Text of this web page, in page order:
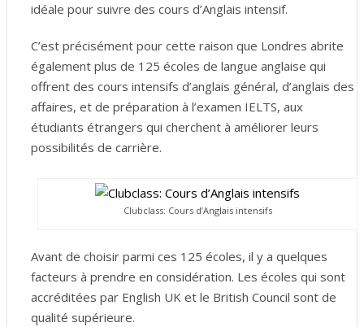
idéale pour suivre des cours d’Anglais intensif.
C’est précisément pour cette raison que Londres abrite
également plus de 125 écoles de langue anglaise qui
offrent des cours intensifs d’anglais général, d’anglais des
affaires, et de préparation à l’examen IELTS, aux
étudiants étrangers qui cherchent à améliorer leurs
possibilités de carrière.
Clubclass: Cours d’Anglais intensifs
Avant de choisir parmi ces 125 écoles, il y a quelques
facteurs à prendre en considération. Les écoles qui sont
accréditées par English UK et le British Council sont de
qualité supérieure.